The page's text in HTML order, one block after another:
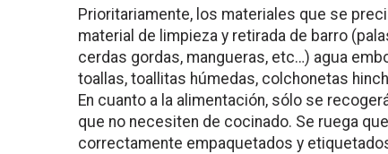
Prioritariamente, los materiales que se
material de limpieza y retirada de barro
cerdas gordas, mangueras, etc…) agua
toallas, toallitas húmedas, colchonetas
En cuanto a la alimentación, sólo se
que no necesiten de cocinado. Se ruega
correctamente empaquetados y